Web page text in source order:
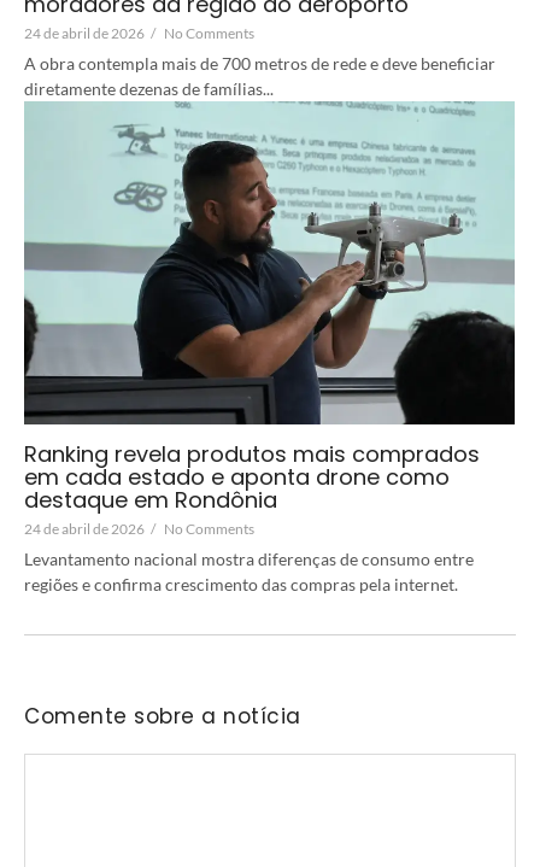
24 de abril de 2026 / No Comments
A obra contempla mais de 700 metros de rede e deve beneficiar
diretamente dezenas de famílias...
Ranking revela produtos mais comprados
em cada estado e aponta drone como
destaque em Rondônia
24 de abril de 2026 / No Comments
Levantamento nacional mostra diferenças de consumo entre
regiões e confirma crescimento das compras pela internet.
Comente sobre a notícia